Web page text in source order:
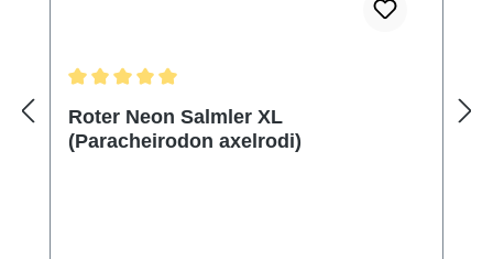
Roter Neon Salmler XL
(Paracheirodon axelrodi)